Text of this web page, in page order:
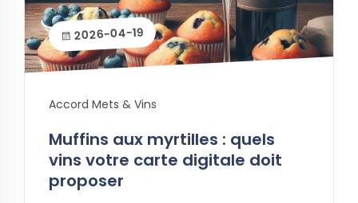
2026-04-19
Accord Mets & Vins
Muffins aux myrtilles : quels
vins votre carte digitale doit
proposer